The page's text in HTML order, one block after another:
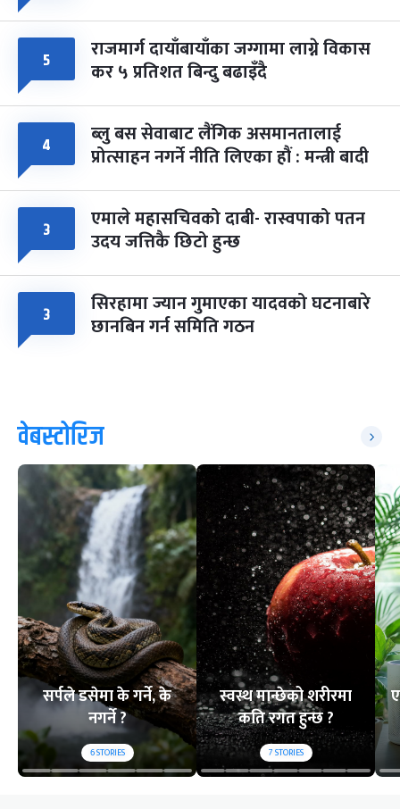
५ राजमार्ग दायाँबायाँका जग्गामा लाग्ने विकास
कर ५ प्रतिशत बिन्दु बढाइँदै
४ ब्लु बस सेवाबाट लैंगिक असमानतालाई
प्रोत्साहन नगर्ने नीति लिएका हौं : मन्त्री बादी
३ एमाले महासचिवको दाबी- रास्वपाको पतन
उदय जत्तिकै छिटो हुन्छ
३ सिरहामा ज्यान गुमाएका यादवको घटनाबारे
छानबिन गर्न समिति गठन
वेबस्टोरिज
सर्पले डसेमा के गर्ने, के
नगर्ने ?
6STORIES
स्वस्थ मान्छेको शरीरमा
कति रगत हुन्छ ?
7STORIES